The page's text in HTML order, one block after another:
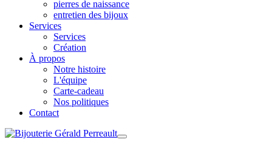
pierres de naissance
entretien des bijoux
Services
Services
Création
À propos
Notre histoire
L'équipe
Carte-cadeau
Nos politiques
Contact